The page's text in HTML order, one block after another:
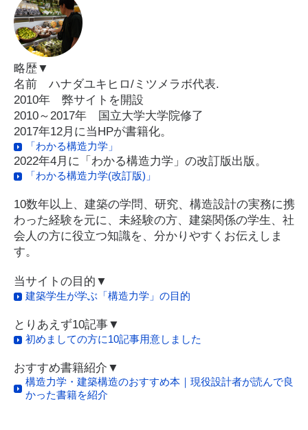
略歴▼
名前 ハナダユキヒロ/ミツメラボ代表.
2010年 弊サイトを開設
2010～2017年 国立大学大学院修了
2017年12月に当HPが書籍化。
「わかる構造力学」
2022年4月に「わかる構造力学」の改訂版出版。
「わかる構造力学(改訂版)」
10数年以上、建築の学問、研究、構造設計の実務に携
わった経験を元に、未経験の方、建築関係の学生、社
会人の方に役立つ知識を、分かりやすくお伝えしま
す。
当サイトの目的▼
建築学生が学ぶ「構造力学」の目的
とりあえず10記事▼
初めましての方に10記事用意しました
おすすめ書籍紹介▼
構造力学・建築構造のおすすめ本｜現役設計者が読んで良
かった書籍を紹介